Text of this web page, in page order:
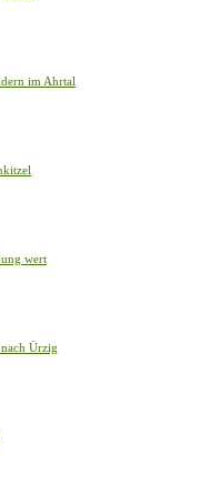
im Ahrtal
wert
Ürzig